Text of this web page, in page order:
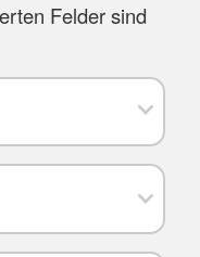
Felder sind